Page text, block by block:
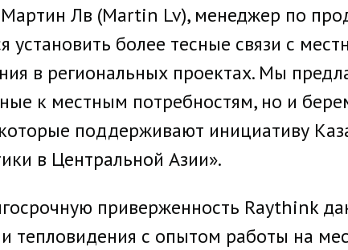
Лв (Martin Lv), менеджер по
установить более тесные связи с
в региональных проектах. Мы
к местным потребностям, но и
поддерживают инициативу
в Центральной Азии».
приверженность Raythink
тепловидения с опытом работы на